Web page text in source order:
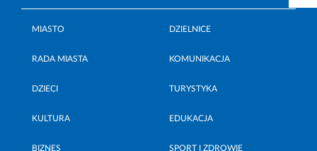
MIASTO DZIELNICE
RADA MIASTA KOMUNIKACJA
DZIECI TURYSTYKA
KULTURA EDUKACJA
BIZNES SPORT I ZDROWIE